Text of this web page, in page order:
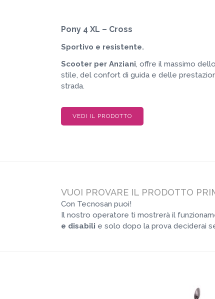
Pony 4 XL – Cross
Sportivo e resistente.
Scooter per Anziani, offre il massimo dello
stile, del confort di guida e delle
strada.
VEDI IL PRODOTTO
VUOI PROVARE IL PRODOTTO
Con Tecnosan puoi!
Il nostro operatore ti mostrerà il
e disabili e solo dopo la prova deciderai